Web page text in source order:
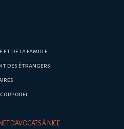
et de la famille
des étrangers
corporel
D’AVOCATS À NICE